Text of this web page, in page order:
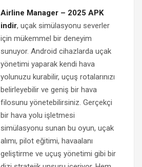
Airline Manager – 2025 APK
indir, uçak simülasyonu severler
için mükemmel bir deneyim
sunuyor. Android cihazlarda uçak
yönetimi yaparak kendi hava
yolunuzu kurabilir, uçuş rotalarınızı
belirleyebilir ve geniş bir hava
filosunu yönetebilirsiniz. Gerçekçi
bir hava yolu işletmesi
simülasyonu sunan bu oyun, uçak
alımı, pilot eğitimi, havaalanı
geliştirme ve uçuş yönetimi gibi bir